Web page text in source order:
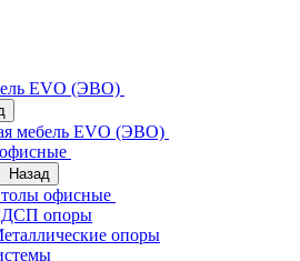
EVO (ЭВО)
мебель EVO (ЭВО)
Назад
офисные
опоры
опоры